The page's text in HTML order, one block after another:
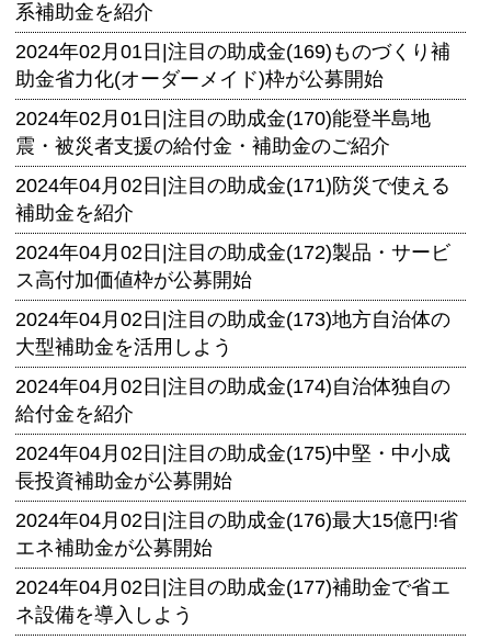
系補助金を紹介
2024年02月01日| 注目の助成金(169)ものづくり補
助金省力化(オーダーメイド)枠が公募開始
2024年02月01日| 注目の助成金(170)能登半島地
震・被災者支援の給付金・補助金のご紹介
2024年04月02日| 注目の助成金(171)防災で使える
補助金を紹介
2024年04月02日| 注目の助成金(172)製品・サービ
ス高付加価値枠が公募開始
2024年04月02日| 注目の助成金(173)地方自治体の
大型補助金を活用しよう
2024年04月02日| 注目の助成金(174)自治体独自の
給付金を紹介
2024年04月02日| 注目の助成金(175)中堅・中小成
長投資補助金が公募開始
2024年04月02日| 注目の助成金(176)最大15億円!省
エネ補助金が公募開始
2024年04月02日| 注目の助成金(177)補助金で省エ
ネ設備を導入しよう